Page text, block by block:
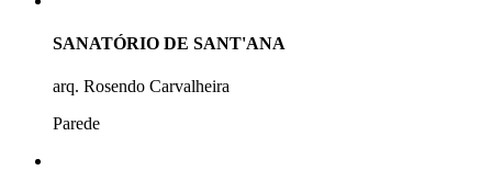
SANATÓRIO DE SANT'ANA
arq. Rosendo Carvalheira
Parede